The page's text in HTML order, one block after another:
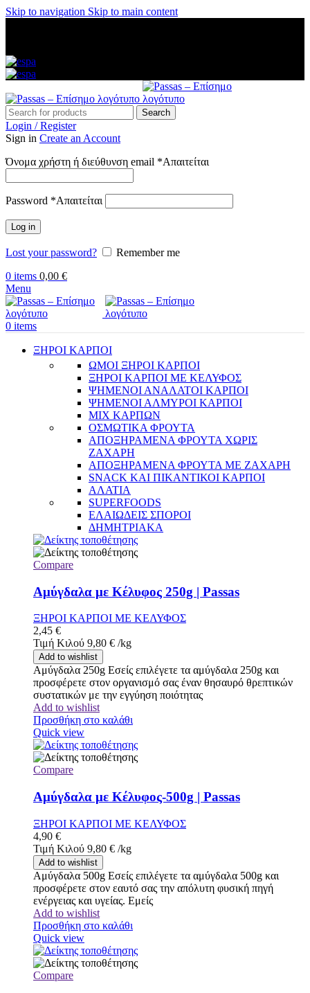
Skip to navigation Skip to main content
Search
Login / Register
Sign in Create an Account
Όνομα χρήστη ή διεύθυνση email *Απαιτείται
Password *Απαιτείται
Log in
Lost your password?
Remember me
0 items 0,00 €
Menu
0 items
ΞΗΡΟΙ ΚΑΡΠΟΙ
ΩΜΟΙ ΞΗΡΟΙ ΚΑΡΠΟΙ
ΞΗΡΟΙ ΚΑΡΠΟΙ ΜΕ ΚΕΛΥΦΟΣ
ΨΗΜΕΝΟΙ ΑΝΑΛΑΤΟΙ ΚΑΡΠΟΙ
ΨΗΜΕΝΟΙ ΑΛΜΥΡΟΙ ΚΑΡΠΟΙ
MIX ΚΑΡΠΩΝ
ΟΣΜΩΤΙΚΑ ΦΡΟΥΤΑ
ΑΠΟΞΗΡΑΜΕΝΑ ΦΡΟΥΤΑ ΧΩΡΙΣ
ΖΑΧΑΡΗ
ΑΠΟΞΗΡΑΜΕΝΑ ΦΡΟΥΤΑ ΜΕ ΖΑΧΑΡΗ
SNACK ΚΑΙ ΠΙΚΑΝΤΙΚΟΙ ΚΑΡΠΟΙ
ΑΛΑΤΙΑ
SUPERFOODS
ΕΛΑΙΩΔΕΙΣ ΣΠΟΡΟΙ
ΔΗΜΗΤΡΙΑΚΑ
Compare
Αμύγδαλα με Κέλυφος 250g | Passas
ΞΗΡΟΙ ΚΑΡΠΟΙ ΜΕ ΚΕΛΥΦΟΣ
2,45 €
Τιμή Κιλού 9,80 € /kg
Add to wishlist
Αμύγδαλα 250g Εσείς επιλέγετε τα αμύγδαλα 250g και
προσφέρετε στον οργανισμό σας έναν θησαυρό θρεπτικών
συστατικών με την εγγύηση ποιότητας
Add to wishlist
Προσθήκη στο καλάθι
Quick view
Compare
Αμύγδαλα με Κέλυφος-500g | Passas
ΞΗΡΟΙ ΚΑΡΠΟΙ ΜΕ ΚΕΛΥΦΟΣ
4,90 €
Τιμή Κιλού 9,80 € /kg
Add to wishlist
Αμύγδαλα 500g Εσείς επιλέγετε τα αμύγδαλα 500g και
προσφέρετε στον εαυτό σας την απόλυτη φυσική πηγή
ενέργειας και υγείας. Εμείς
Add to wishlist
Προσθήκη στο καλάθι
Quick view
Compare